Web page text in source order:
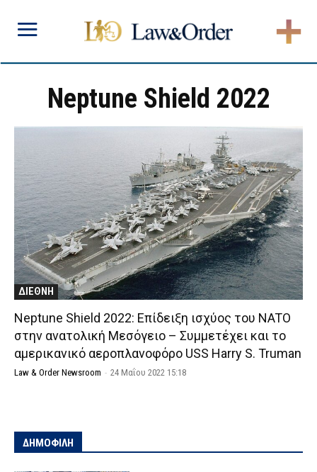
Neptune Shield 2022
ΔΙΕΘΝΗ
Neptune Shield 2022: Επίδειξη ισχύος του NATO
στην ανατολική Μεσόγειο – Συμμετέχει και το
αμερικανικό αεροπλανοφόρο USS Harry S. Truman
Law & Order Newsroom - 24 Μαΐου 2022 15:18
ΔΗΜΟΦΙΛΗ